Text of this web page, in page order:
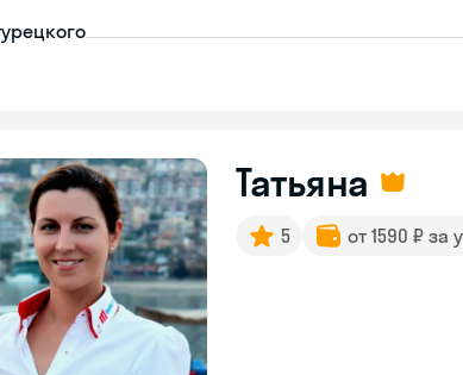
Татьяна
5 от 1590 ₽ за